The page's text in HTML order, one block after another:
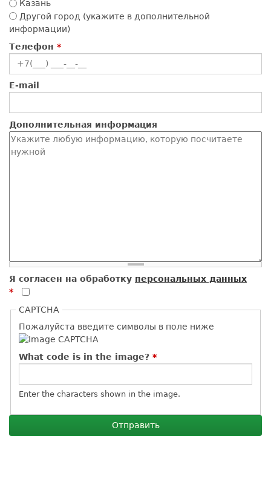
Казань
Другой город (укажите в дополнительной
информации)
Телефон *
E-mail
Дополнительная информация
Я согласен на обработку персональных данных
*
CAPTCHA
Пожалуйста введите символы в поле ниже
What code is in the image?*
Enter the characters shown in the image.